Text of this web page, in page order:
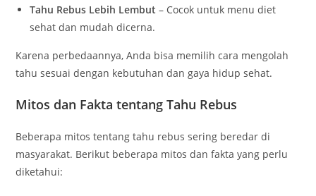
Tahu Rebus Lebih Lembut – Cocok untuk menu diet
sehat dan mudah dicerna.
Karena perbedaannya, Anda bisa memilih cara mengolah
tahu sesuai dengan kebutuhan dan gaya hidup sehat.
Mitos dan Fakta tentang Tahu Rebus
Beberapa mitos tentang tahu rebus sering beredar di
masyarakat. Berikut beberapa mitos dan fakta yang perlu
diketahui: